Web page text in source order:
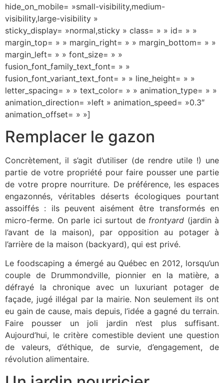
hide_on_mobile= »small-visibility,medium-
visibility,large-visibility »
sticky_display= »normal,sticky » class= » » id= » »
margin_top= » » margin_right= » » margin_bottom= » »
margin_left= » » font_size= » »
fusion_font_family_text_font= » »
fusion_font_variant_text_font= » » line_height= » »
letter_spacing= » » text_color= » » animation_type= » »
animation_direction= »left » animation_speed= »0.3″
animation_offset= » »]
Remplacer le gazon
Concrètement, il s’agit d’utiliser (de rendre utile !) une
partie de votre propriété pour faire pousser une partie
de votre propre nourriture. De préférence, les espaces
engazonnés, véritables déserts écologiques pourtant
assoiffés : ils peuvent aisément être transformés en
micro-ferme. On parle ici surtout de frontyard (jardin à
l’avant de la maison), par opposition au potager à
l’arrière de la maison (backyard), qui est privé.
Le foodscaping a émergé au Québec en 2012, lorsqu’un
couple de Drummondville, pionnier en la matière, a
défrayé la chronique avec un luxuriant potager de
façade, jugé illégal par la mairie. Non seulement ils ont
eu gain de cause, mais depuis, l’idée a gagné du terrain.
Faire pousser un joli jardin n’est plus suffisant.
Aujourd’hui, le critère comestible devient une question
de valeurs, d’éthique, de survie, d’engagement, de
révolution alimentaire.